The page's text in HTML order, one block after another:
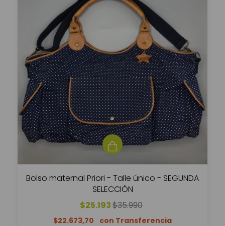
Bolso maternal Priori - Talle único - SEGUNDA
SELECCIÓN
$25.193$35.990
$22.673,70